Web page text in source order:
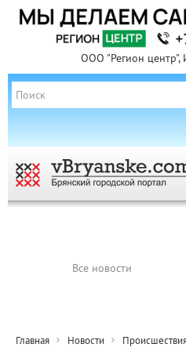
ООО "Регион
Все новости
Главная Новости